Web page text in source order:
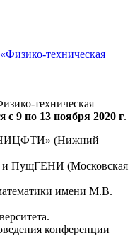
техническая
с 9 по 13 ноября 2020 г.
(Нижний
и ПущГЕНИ (Московская
имени М.В.
конференции